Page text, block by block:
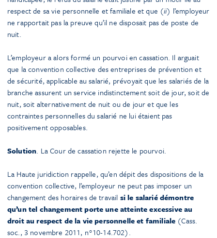
respect de sa vie personnelle et familiale et que (ii) l’employeur
ne rapportait pas la preuve qu’il ne disposait pas de poste de
nuit.
L’employeur a alors formé un pourvoi en cassation. Il arguait
que la convention collective des entreprises de prévention et
de sécurité, applicable au salarié, prévoyait que les salariés de la
branche assurent un service indistinctement soit de jour, soit de
nuit, soit alternativement de nuit ou de jour et que les
contraintes personnelles du salarié ne lui étaient pas
positivement opposables.
Solution. La Cour de cassation rejette le pourvoi.
La Haute juridiction rappelle, qu’en dépit des dispositions de la
convention collective, l’employeur ne peut pas imposer un
changement des horaires de travail si le salarié démontre
qu’un tel changement porte une atteinte excessive au
droit au respect de la vie personnelle et familiale (Cass.
soc., 3 novembre 2011, n°10-14.702).